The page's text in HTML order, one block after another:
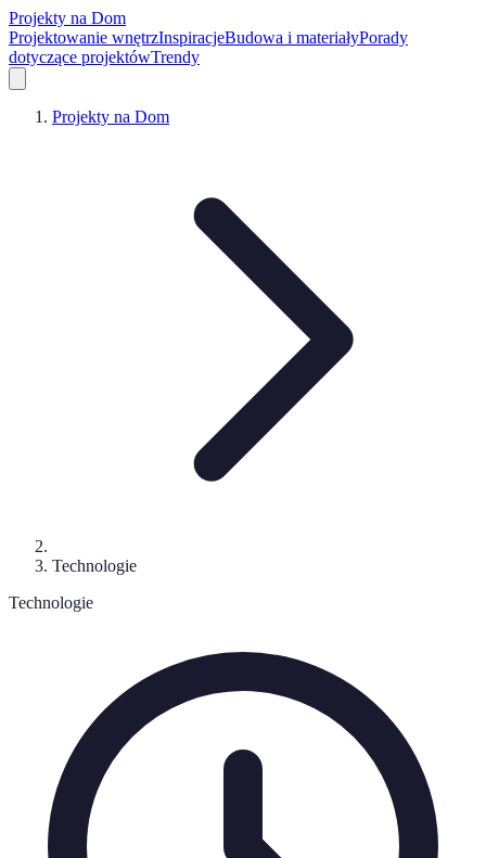
Projekty na Dom
Projektowanie wnętrzInspiracjeBudowa i materiałyPorady
dotyczące projektówTrendy
Projekty na Dom
Technologie
Technologie